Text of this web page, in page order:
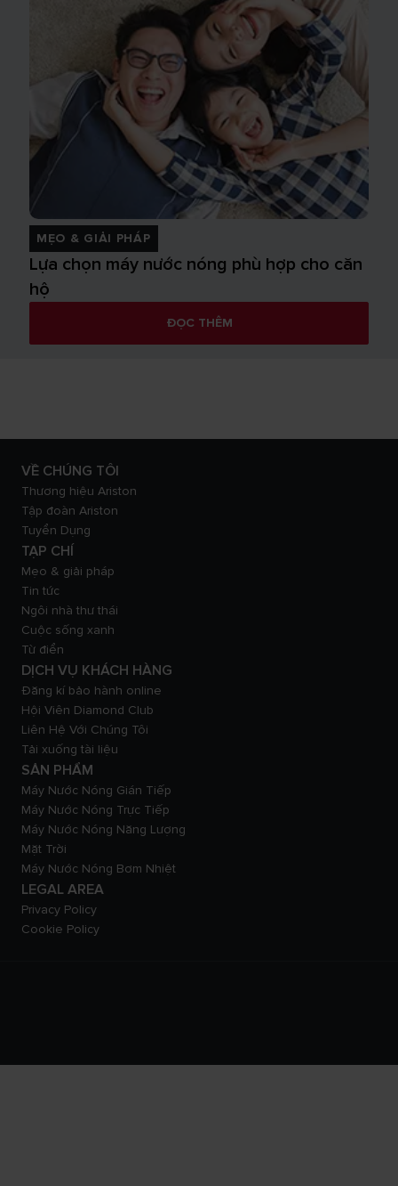
MẸO & GIẢI PHÁP
Lựa chọn máy nước nóng phù hợp cho căn
hộ
ĐỌC THÊM
VỀ CHÚNG TÔI
Thương hiệu Ariston
Tập đoàn Ariston
Tuyển Dụng
TẠP CHÍ
Mẹo & giải pháp
Tin tức
Ngôi nhà thư thái
Cuộc sống xanh
Từ điển
DỊCH VỤ KHÁCH HÀNG
Đăng kí bảo hành online
Hội Viên Diamond Club
Liên Hệ Với Chúng Tôi
Tải xuống tài liệu
SẢN PHẨM
Máy Nước Nóng Gián Tiếp
Máy Nước Nóng Trực Tiếp
Máy Nước Nóng Năng Lượng
Mặt Trời
Máy Nước Nóng Bơm Nhiệt
LEGAL AREA
Privacy Policy
Cookie Policy